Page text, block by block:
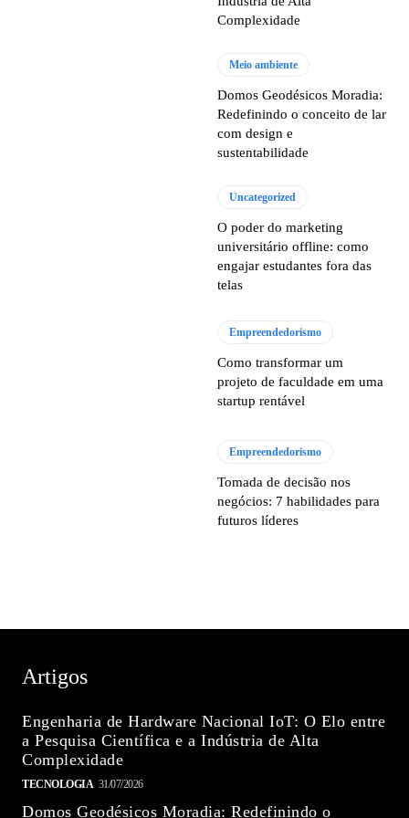
Complexidade
Meio ambiente
Domos Geodésicos Moradia:
Redefinindo o conceito de lar
com design e
sustentabilidade
Uncategorized
O poder do marketing
universitário offline: como
engajar estudantes fora das
telas
Empreendedorismo
Como transformar um
projeto de faculdade em uma
startup rentável
Empreendedorismo
Tomada de decisão nos
negócios: 7 habilidades para
futuros líderes
Artigos
Engenharia de Hardware Nacional IoT: O Elo entre
a Pesquisa Científica e a Indústria de Alta
Complexidade
TECNOLOGIA 31/07/2026
Domos Geodésicos Moradia: Redefinindo o